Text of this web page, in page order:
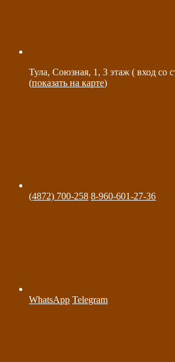
Тула, Союзная, 1, 3 этаж ( вход со
(показать на карте)
(4872) 700-258 8-960-601-27-36
WhatsApp Telegram